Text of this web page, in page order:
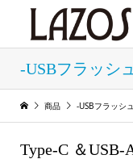
-USBフラッシ
商品 -USBフラッシ
Type-C ＆USB-